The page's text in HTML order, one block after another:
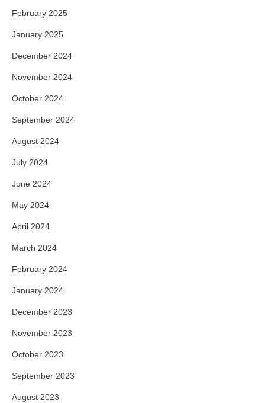
February 2025
January 2025
December 2024
November 2024
October 2024
September 2024
August 2024
July 2024
June 2024
May 2024
April 2024
March 2024
February 2024
January 2024
December 2023
November 2023
October 2023
September 2023
August 2023